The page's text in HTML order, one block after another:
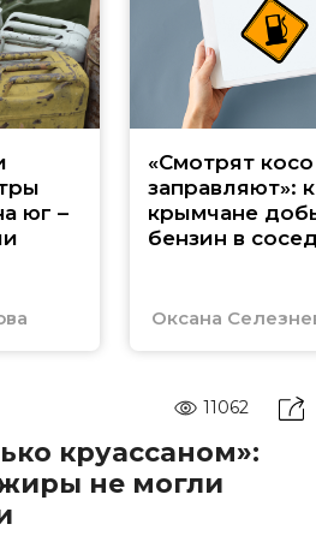
юг –
«Смотрят
заправляют»:
крымчане
бензин в
Оксана
11062
круассаном»:
не могли